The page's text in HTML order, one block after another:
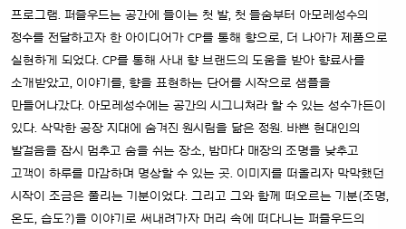
프로그램. 퍼즐우드는 공간에 들이는 첫 발, 첫 들숨부터 아모레성수의
정수를 전달하고자 한 아이디어가 CP를 통해 향으로, 더 나아가 제품으로
실현하게 되었다. CP를 통해 사내 향 브랜드의 도움을 받아 향료사를
소개받았고, 이야기를, 향을 표현하는 단어를 시작으로 샘플을
만들어나갔다. 아모레성수에는 공간의 시그니쳐라 할 수 있는 성수가든이
있다. 삭막한 공장 지대에 숨겨진 원시림을 닮은 정원. 바쁜 현대인의
발걸음을 잠시 멈추고 숨을 쉬는 장소, 밤마다 매장의 조명을 낮추고
고객이 하루를 마감하며 명상할 수 있는 곳. 이미지를 떠올리자 막막했던
시작이 조금은 풀리는 기분이었다. 그리고 그와 함께 떠오르는 기분(조명,
온도, 습도?)을 이야기로 써내려가자 머리 속에 떠다니는 퍼즐우드의